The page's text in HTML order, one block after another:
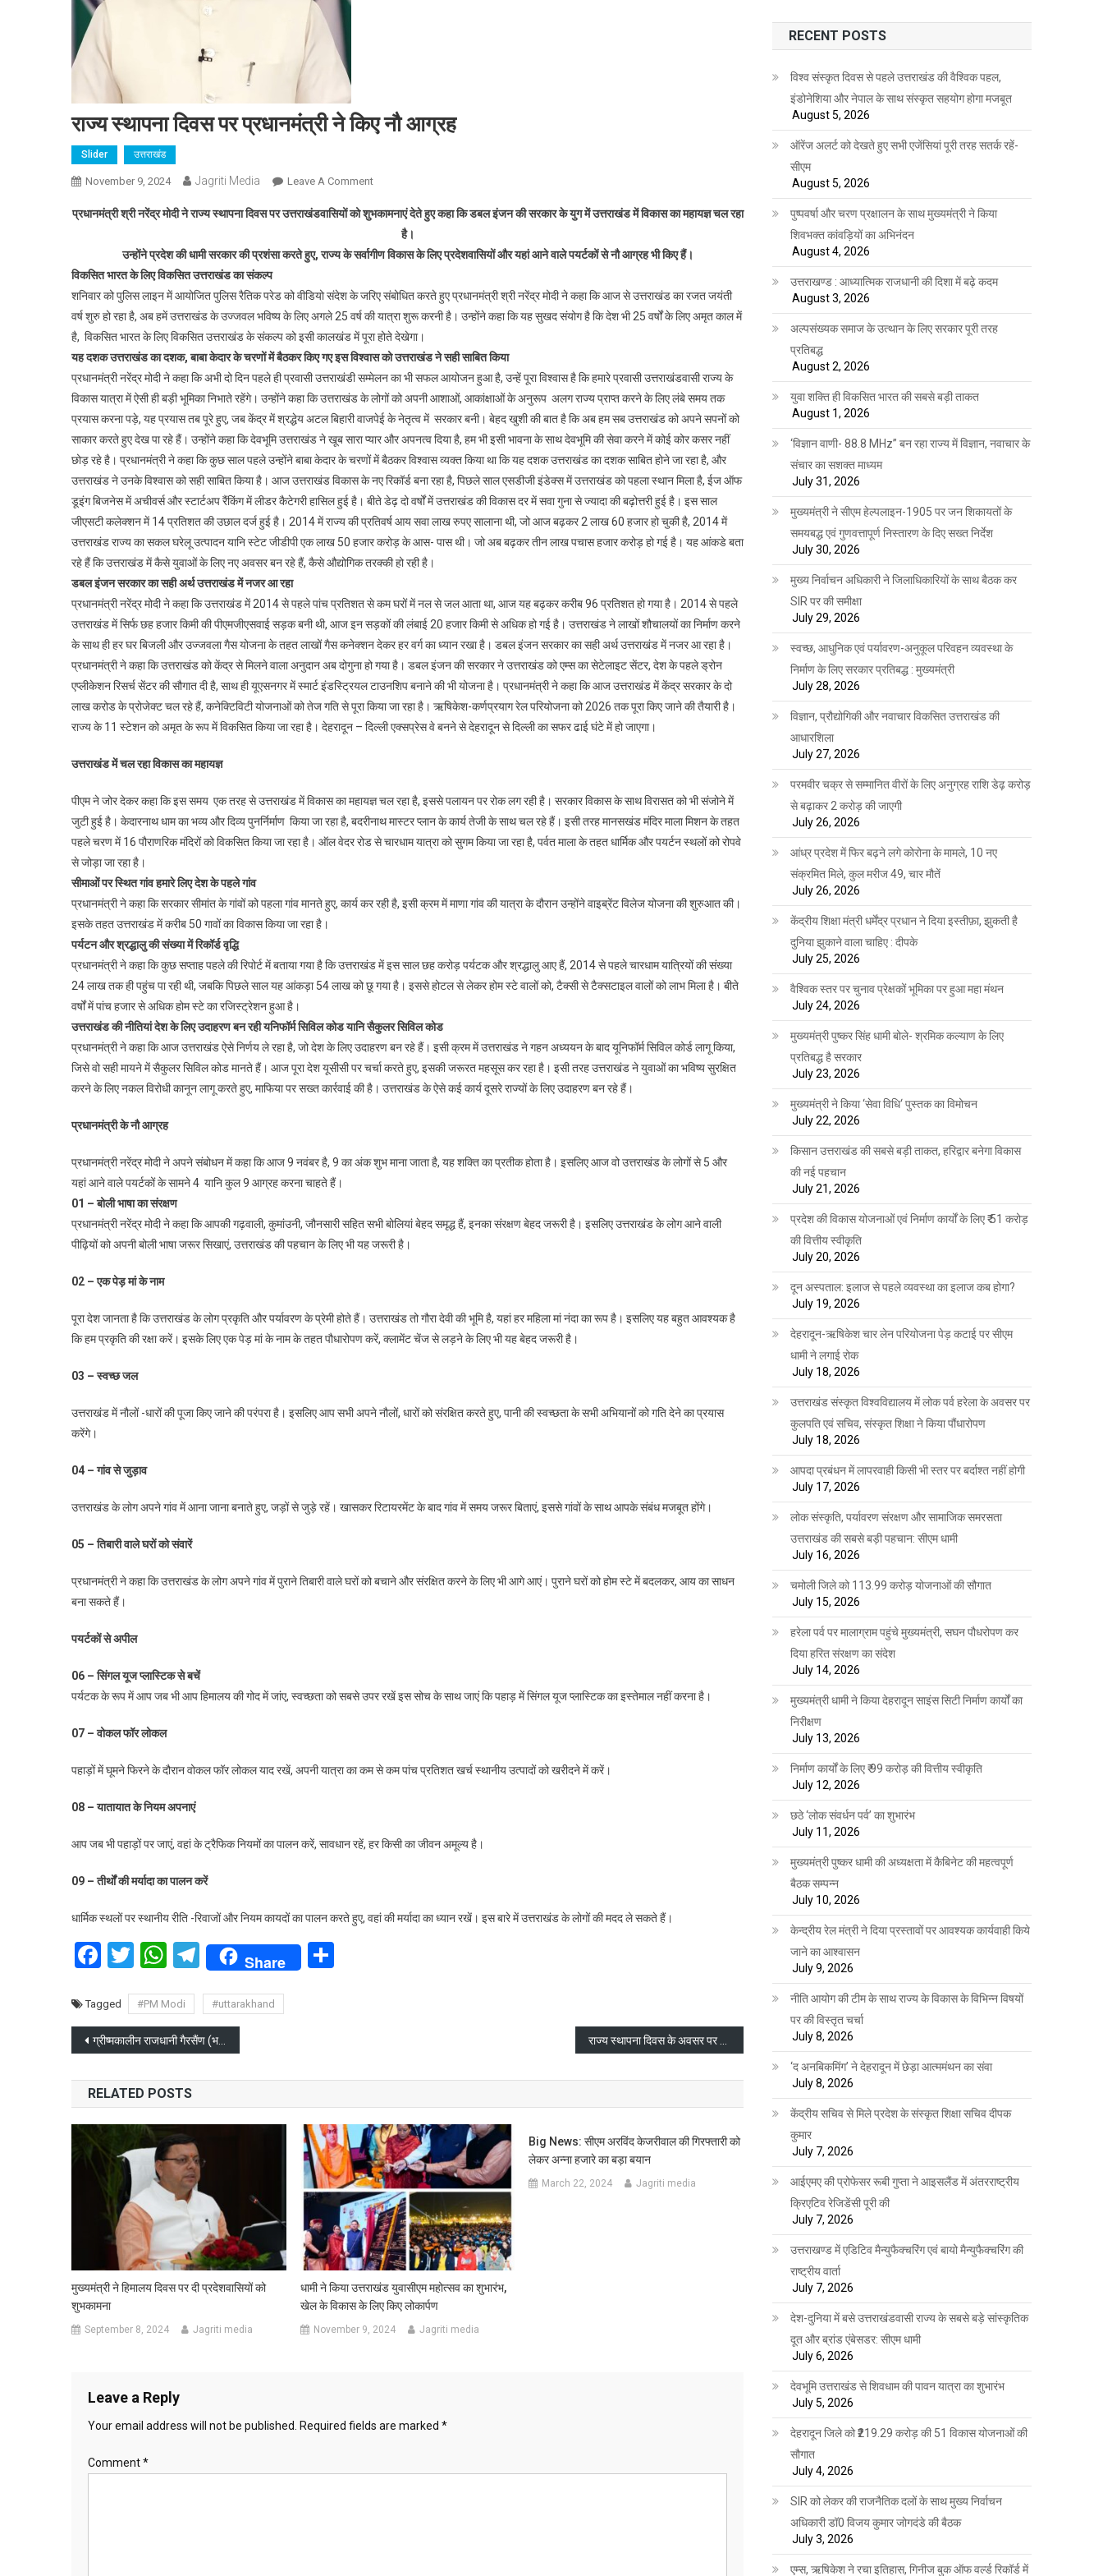
राज्य स्थापना दिवस पर प्रधानमंत्री ने किए नौ आग्रह
Slider उत्तराखंड
November 9, 2024 Jagriti Media Leave A CommentOn
स्थापना
पर
ने
किए
नौ
आग्रह
प्रधानमंत्री श्री नरेंद्र मोदी ने राज्य स्थापना दिवस पर उत्तराखंडवासियों को शुभकामनाएं देते हुए कहा कि डबल इंजन की सरकार के युग में उत्तराखंड में विकास का महायज्ञ चल रहा
है।
उन्होंने प्रदेश की धामी सरकार की प्रशंसा करते हुए, राज्य के सर्वागीण विकास के लिए प्रदेशवासियों और यहां आने वाले पयर्टकों से नौ आग्रह भी किए हैं।
विकसित भारत के लिए विकसित उत्तराखंड का संकल्प
शनिवार को पुलिस लाइन में आयोजित पुलिस रैतिक परेड को वीडियो संदेश के जरिए संबोधित करते हुए प्रधानमंत्री श्री नरेंद्र मोदी ने कहा कि आज से उत्तराखंड का रजत जयंती
वर्ष शुरु हो रहा है, अब हमें उत्तराखंड के उज्जवल भविष्य के लिए अगले 25 वर्ष की यात्रा शुरू करनी है। उन्होंने कहा कि यह सुखद संयोग है कि देश भी 25 वर्षों के लिए अमृत काल में
है, विकसित भारत के लिए विकसित उत्तराखंड के संकल्प को इसी कालखंड में पूरा होते देखेगा।
यह दशक उत्तराखंड का दशक, बाबा केदार के चरणों में बैठकर किए गए इस विश्वास को उत्तराखंड ने सही साबित किया
प्रधानमंत्री नरेंद्र मोदी ने कहा कि अभी दो दिन पहले ही प्रवासी उत्तराखंडी सम्मेलन का भी सफल आयोजन हुआ है, उन्हें पूरा विश्वास है कि हमारे प्रवासी उत्तराखंडवासी राज्य के
विकास यात्रा में ऐसी ही बड़ी भूमिका निभाते रहेंगे। उन्होंने कहा कि उत्तराखंड के लोगों को अपनी आशाओं, आकांक्षाओं के अनुरूप अलग राज्य प्राप्त करने के लिए लंबे समय तक
प्रयास करना पड़े, यह प्रयास तब पूरे हुए, जब केंद्र में श्रद्धेय अटल बिहारी वाजपेई के नेतृत्व में सरकार बनी। बेहद खुशी की बात है कि अब हम सब उत्तराखंड को अपने सपनों को
साकार करते हुए देख पा रहे हैं। उन्होंने कहा कि देवभूमि उत्तराखंड ने खूब सारा प्यार और अपनत्व दिया है, हम भी इसी भावना के साथ देवभूमि की सेवा करने में कोई कोर कसर नहीं
छोड़ रहे है। प्रधानमंत्री ने कहा कि कुछ साल पहले उन्होंने बाबा केदार के चरणों में बैठकर विश्वास व्यक्त किया था कि यह दशक उत्तराखंड का दशक साबित होने जा रहा है, और
उत्तराखंड ने उनके विश्वास को सही साबित किया है। आज उत्तराखंड विकास के नए रिकॉर्ड बना रहा है, पिछले साल एसडीजी इंडेक्स में उत्तराखंड को पहला स्थान मिला है, ईज ऑफ
डूइंग बिजनेस में अचीवर्स और स्टार्टअप रैंकिंग में लीडर कैटेगरी हासिल हुई है। बीते डेढ़ दो वर्षों में उत्तराखंड की विकास दर में सवा गुना से ज्यादा की बढ़ोत्तरी हुई है। इस साल
जीएसटी कलेक्शन में 14 प्रतिशत की उछाल दर्ज हुई है। 2014 में राज्य की प्रतिवर्ष आय सवा लाख रुपए सालाना थी, जो आज बढ़कर 2 लाख 60 हजार हो चुकी है, 2014 में
उत्तराखंड राज्य का सकल घरेलू उत्पादन यानि स्टेट जीडीपी एक लाख 50 हजार करोड़ के आस- पास थी। जो अब बढ़कर तीन लाख पचास हजार करोड़ हो गई है। यह आंकडे बता
रहे हैं कि उत्तराखंड में कैसे युवाओं के लिए नए अवसर बन रहे हैं, कैसे औद्योगिक तरक्की हो रही है।
डबल इंजन सरकार का सही अर्थ उत्तराखंड में नजर आ रहा
प्रधानमंत्री नरेंद्र मोदी ने कहा कि उत्तराखंड में 2014 से पहले पांच प्रतिशत से कम घरों में नल से जल आता था, आज यह बढ़कर करीब 96 प्रतिशत हो गया है। 2014 से पहले
उत्तराखंड में सिर्फ छह हजार किमी की पीएमजीएसवाई सड़क बनी थी, आज इन सड़कों की लंबाई 20 हजार किमी से अधिक हो गई है। उत्तराखंड ने लाखों शौचालयों का निर्माण करने
के साथ ही हर घर बिजली और उज्जवला गैस योजना के तहत लाखों गैस कनेक्शन देकर हर वर्ग का ध्यान रखा है। डबल इंजन सरकार का सही अर्थ उत्तराखंड में नजर आ रहा है।
प्रधानमंत्री ने कहा कि उत्तराखंड को केंद्र से मिलने वाला अनुदान अब दोगुना हो गया है। डबल इंजन की सरकार ने उत्तराखंड को एम्स का सेटेलाइट सेंटर, देश के पहले ड्रोन
एप्लीकेशन रिसर्च सेंटर की सौगात दी है, साथ ही यूएसनगर में स्मार्ट इंडस्ट्रियल टाउनशिप बनाने की भी योजना है। प्रधानमंत्री ने कहा कि आज उत्तराखंड में केंद्र सरकार के दो
लाख करोड के प्रोजेक्ट चल रहे हैं, कनेक्टिविटी योजनाओं को तेज गति से पूरा किया जा रहा है। ऋषिकेश-कर्णप्रयाग रेल परियोजना को 2026 तक पूरा किए जाने की तैयारी है।
राज्य के 11 स्टेशन को अमृत के रूप में विकसित किया जा रहा है। देहरादून – दिल्ली एक्सप्रेस वे बनने से देहरादून से दिल्ली का सफर ढाई घंटे में हो जाएगा।
उत्तराखंड में चल रहा विकास का महायज्ञ
पीएम ने जोर देकर कहा कि इस समय एक तरह से उत्तराखंड में विकास का महायज्ञ चल रहा है, इससे पलायन पर रोक लग रही है। सरकार विकास के साथ विरासत को भी संजोने में
जुटी हुई है। केदारनाथ धाम का भव्य और दिव्य पुनर्निर्माण किया जा रहा है, बदरीनाथ मास्टर प्लान के कार्य तेजी के साथ चल रहे हैं। इसी तरह मानसखंड मंदिर माला मिशन के तहत
पहले चरण में 16 पौराणरिक मंदिरों को विकसित किया जा रहा है। ऑल वेदर रोड से चारधाम यात्रा को सुगम किया जा रहा है, पर्वत माला के तहत धार्मिक और पयर्टन स्थलों को रोपवे
से जोड़ा जा रहा है।
सीमाओं पर स्थित गांव हमारे लिए देश के पहले गांव
प्रधानमंत्री ने कहा कि सरकार सीमांत के गांवों को पहला गांव मानते हुए, कार्य कर रही है, इसी क्रम में माणा गांव की यात्रा के दौरान उन्होंने वाइब्रेंट विलेज योजना की शुरुआत की।
इसके तहत उत्तराखंड में करीब 50 गावों का विकास किया जा रहा है।
पर्यटन और श्रद्धालु की संख्या में रिकॉर्ड वृद्धि
प्रधानमंत्री ने कहा कि कुछ सप्ताह पहले की रिपोर्ट में बताया गया है कि उत्तराखंड में इस साल छह करोड़ पर्यटक और श्रद्धालु आए हैं, 2014 से पहले चारधाम यात्रियों की संख्या
24 लाख तक ही पहुंच पा रही थी, जबकि पिछले साल यह आंकड़ा 54 लाख को छू गया है। इससे होटल से लेकर होम स्टे वालों को, टैक्सी से टैक्सटाइल वालों को लाभ मिला है। बीते
वर्षों में पांच हजार से अधिक होम स्टे का रजिस्ट्रेशन हुआ है।
उत्तराखंड की नीतियां देश के लिए उदाहरण बन रहीयनिफॉर्म सिविल कोड यानि सैकुलर सिविल कोड
प्रधानमंत्री ने कहा कि आज उत्तराखंड ऐसे निर्णय ले रहा है, जो देश के लिए उदाहरण बन रहे हैं। इसी क्रम में उत्तराखंड ने गहन अध्ययन के बाद यूनिफॉर्म सिविल कोर्ड लागू किया,
जिसे वो सही मायने में सैकुलर सिविल कोड मानते हैं। आज पूरा देश यूसीसी पर चर्चा करते हुए, इसकी जरूरत महसूस कर रहा है। इसी तरह उत्तराखंड ने युवाओं का भविष्य सुरक्षित
करने के लिए नकल विरोधी कानून लागू करते हुए, माफिया पर सख्त कार्रवाई की है। उत्तराखंड के ऐसे कई कार्य दूसरे राज्यों के लिए उदाहरण बन रहे हैं।
प्रधानमंत्री के नौ आग्रह
प्रधानमंत्री नरेंद्र मोदी ने अपने संबोधन में कहा कि आज 9 नवंबर है, 9 का अंक शुभ माना जाता है, यह शक्ति का प्रतीक होता है। इसलिए आज वो उत्तराखंड के लोगों से 5 और
यहां आने वाले पयर्टकों के सामने 4 यानि कुल 9 आग्रह करना चाहते हैं।
01 – बोली भाषा का संरक्षण
प्रधानमंत्री नरेंद्र मोदी ने कहा कि आपकी गढ़वाली, कुमांउनी, जौनसारी सहित सभी बोलियां बेहद समृद्ध हैं, इनका संरक्षण बेहद जरूरी है। इसलिए उत्तराखंड के लोग आने वाली
पीढ़ियों को अपनी बोली भाषा जरूर सिखाएं, उत्तराखंड की पहचान के लिए भी यह जरूरी है।
02 – एक पेड़ मां के नाम
पूरा देश जानता है कि उत्तराखंड के लोग प्रकृति और पर्यावरण के प्रेमी होते हैं। उत्तराखंड तो गौरा देवी की भूमि है, यहां हर महिला मां नंदा का रूप है। इसलिए यह बहुत आवश्यक है
कि हम प्रकृति की रक्षा करें। इसके लिए एक पेड़ मां के नाम के तहत पौधारोपण करें, क्लामेंट चेंज से लड़ने के लिए भी यह बेहद जरूरी है।
03 – स्वच्छ जल
उत्तराखंड में नौलों -धारों की पूजा किए जाने की परंपरा है। इसलिए आप सभी अपने नौलों, धारों को संरक्षित करते हुए, पानी की स्वच्छता के सभी अभियानों को गति देने का प्रयास
करेंगे।
04 – गांव से जुड़ाव
उत्तराखंड के लोग अपने गांव में आना जाना बनाते हुए, जड़ों से जुड़े रहें। खासकर रिटायरमेंट के बाद गांव में समय जरूर बिताएं, इससे गांवों के साथ आपके संबंध मजबूत होंगे।
05 – तिबारी वाले घरों को संवारें
प्रधानमंत्री ने कहा कि उत्तराखंड के लोग अपने गांव में पुराने तिबारी वाले घरों को बचाने और संरक्षित करने के लिए भी आगे आएं। पुराने घरों को होम स्टे में बदलकर, आय का साधन
बना सकते हैं।
पयर्टकों से अपील
06 – सिंगल यूज प्लास्टिक से बचें
पर्यटक के रूप में आप जब भी आप हिमालय की गोद में जांए, स्वच्छता को सबसे उपर रखें इस सोच के साथ जाएं कि पहाड़ में सिंगल यूज प्लास्टिक का इस्तेमाल नहीं करना है।
07 – वोकल फॉर लोकल
पहाड़ों में घूमने फिरने के दौरान वोकल फॉर लोकल याद रखें, अपनी यात्रा का कम से कम पांच प्रतिशत खर्च स्थानीय उत्पादों को खरीदने में करें।
08 – यातायात के नियम अपनाएं
आप जब भी पहाड़ों पर जाएं, वहां के ट्रैफिक नियमों का पालन करें, सावधान रहें, हर किसी का जीवन अमूल्य है।
09 – तीर्थों की मर्यादा का पालन करें
धार्मिक स्थलों पर स्थानीय रीति -रिवाजों और नियम कायदों का पालन करते हुए, वहां की मर्यादा का ध्यान रखें। इस बारे में उत्तराखंड के लोगों की मदद ले सकते हैं।
Facebook
Twitter
WhatsApp
Telegram
Share
Tagged #PM Modi #uttarakhand
Post
navigation
ग्रीष्मकालीन राजधानी गैरसैंण (भराड़ीसैंण) में सादगी से मनाया गया राज्य स्थापना दिवस
RELATED POSTS
मुख्यमंत्री ने हिमालय दिवस पर दी प्रदेशवासियों को
शुभकामना
September 8, 2024 Jagriti media
धामी ने किया उत्तराखंड युवासीएम महोत्सव का शुभारंभ,
खेल के विकास के लिए किए लोकार्पण
November 9, 2024 Jagriti media
Big News: सीएम अरविंद केजरीवाल की गिरफ्तारी को
लेकर अन्ना हजारे का बड़ा बयान
March 22, 2024 Jagriti media
Leave a Reply
Your email address will not be published. Required fields are marked *
Comment*
RECENT POSTS
विश्व संस्कृत दिवस से पहले उत्तराखंड की वैश्विक पहल,
इंडोनेशिया और नेपाल के साथ संस्कृत सहयोग होगा मजबूत
August 5, 2026
ऑरेंज अलर्ट को देखते हुए सभी एजेंसियां पूरी तरह सतर्क रहें-
सीएम
August 5, 2026
पुष्पवर्षा और चरण प्रक्षालन के साथ मुख्यमंत्री ने किया
शिवभक्त कांवड़ियों का अभिनंदन
August 4, 2026
उत्तराखण्ड : आध्यात्मिक राजधानी की दिशा में बढ़े कदम
August 3, 2026
अल्पसंख्यक समाज के उत्थान के लिए सरकार पूरी तरह
प्रतिबद्ध
August 2, 2026
युवा शक्ति ही विकसित भारत की सबसे बड़ी ताकत
August 1, 2026
‘विज्ञान वाणी- 88.8 MHz” बन रहा राज्य में विज्ञान, नवाचार के
संचार का सशक्त माध्यम
July 31, 2026
मुख्यमंत्री ने सीएम हेल्पलाइन-1905 पर जन शिकायतों के
समयबद्ध एवं गुणवत्तापूर्ण निस्तारण के दिए सख्त निर्देश
July 30, 2026
मुख्य निर्वाचन अधिकारी ने जिलाधिकारियों के साथ बैठक कर
SIR पर की समीक्षा
July 29, 2026
स्वच्छ, आधुनिक एवं पर्यावरण-अनुकूल परिवहन व्यवस्था के
निर्माण के लिए सरकार प्रतिबद्ध : मुख्यमंत्री
July 28, 2026
विज्ञान, प्रौद्योगिकी और नवाचार विकसित उत्तराखंड की
आधारशिला
July 27, 2026
परमवीर चक्र से सम्मानित वीरों के लिए अनुग्रह राशि डेढ़ करोड़
से बढ़ाकर 2 करोड़ की जाएगी
July 26, 2026
आंध्र प्रदेश में फिर बढ़ने लगे कोरोना के मामले, 10 नए
संक्रमित मिले, कुल मरीज 49, चार मौतें
July 26, 2026
केंद्रीय शिक्षा मंत्री धर्मेंद्र प्रधान ने दिया इस्तीफ़ा, झुकती है
दुनिया झुकाने वाला चाहिए : दीपके
July 25, 2026
वैश्विक स्तर पर चुनाव प्रेक्षकों भूमिका पर हुआ महा मंथन
July 24, 2026
मुख्यमंत्री पुष्कर सिंह धामी बोले- श्रमिक कल्याण के लिए
प्रतिबद्ध है सरकार
July 23, 2026
मुख्यमंत्री ने किया ‘सेवा विधि‘ पुस्तक का विमोचन
July 22, 2026
किसान उत्तराखंड की सबसे बड़ी ताकत, हरिद्वार बनेगा विकास
की नई पहचान
July 21, 2026
प्रदेश की विकास योजनाओं एवं निर्माण कार्यों के लिए ₹ 51 करोड़
की वित्तीय स्वीकृति
July 20, 2026
दून अस्पताल: इलाज से पहले व्यवस्था का इलाज कब होगा?
July 19, 2026
देहरादून-ऋषिकेश चार लेन परियोजना पेड़ कटाई पर सीएम
धामी ने लगाई रोक
July 18, 2026
उत्तराखंड संस्कृत विश्वविद्यालय में लोक पर्व हरेला के अवसर पर
कुलपति एवं सचिव, संस्कृत शिक्षा ने किया पौंधारोपण
July 18, 2026
आपदा प्रबंधन में लापरवाही किसी भी स्तर पर बर्दाश्त नहीं होगी
July 17, 2026
लोक संस्कृति, पर्यावरण संरक्षण और सामाजिक समरसता
उत्तराखंड की सबसे बड़ी पहचान: सीएम धामी
July 16, 2026
चमोली जिले को 113.99 करोड़ योजनाओं की सौगात
July 15, 2026
हरेला पर्व पर मालाग्राम पहुंचे मुख्यमंत्री, सघन पौधरोपण कर
दिया हरित संरक्षण का संदेश
July 14, 2026
मुख्यमंत्री धामी ने किया देहरादून साइंस सिटी निर्माण कार्यों का
निरीक्षण
July 13, 2026
निर्माण कार्यों के लिए ₹ 99 करोड़ की वित्तीय स्वीकृति
July 12, 2026
छठे ‘लोक संवर्धन पर्व’ का शुभारंभ
July 11, 2026
मुख्यमंत्री पुष्कर धामी की अध्यक्षता में कैबिनेट की महत्वपूर्ण
बैठक सम्पन्न
July 10, 2026
केन्द्रीय रेल मंत्री ने दिया प्रस्तावों पर आवश्यक कार्यवाही किये
जाने का आश्वासन
July 9, 2026
नीति आयोग की टीम के साथ राज्य के विकास के विभिन्न विषयों
पर की विस्तृत चर्चा
July 8, 2026
‘द अनबिकमिंग’ ने देहरादून में छेड़ा आत्ममंथन का संवा
July 8, 2026
केंद्रीय सचिव से मिले प्रदेश के संस्कृत शिक्षा सचिव दीपक
कुमार
July 7, 2026
आईएमए की प्रोफेसर रूबी गुप्ता ने आइसलैंड में अंतरराष्ट्रीय
क्रिएटिव रेजिडेंसी पूरी की
July 7, 2026
उत्तराखण्ड में एडिटिव मैन्युफैक्चरिंग एवं बायो मैन्युफैक्चरिंग की
राष्ट्रीय वार्ता
July 7, 2026
देश-दुनिया में बसे उत्तराखंडवासी राज्य के सबसे बड़े सांस्कृतिक
दूत और ब्रांड एंबेसडर: सीएम धामी
July 6, 2026
देवभूमि उत्तराखंड से शिवधाम की पावन यात्रा का शुभारंभ
July 5, 2026
देहरादून जिले को ₹219.29 करोड़ की 51 विकास योजनाओं की
सौगात
July 4, 2026
SIR को लेकर की राजनैतिक दलों के साथ मुख्य निर्वाचन
अधिकारी डॉ0 विजय कुमार जोगदंडे की बैठक
July 3, 2026
एम्स, ऋषिकेश ने रचा इतिहास, गिनीज बुक ऑफ वर्ल्ड रिकॉर्ड में